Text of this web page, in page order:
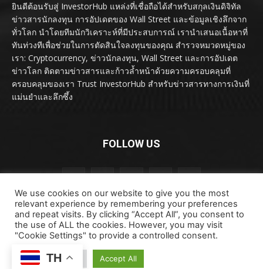
ยินดีต้อนรับสู่ InvestorHub แหล่งที่เชื่อถือได้สำหรับสกุลเงินดิจิทัล
ข่าวสารนักลงทุน การอัปเดตของ Wall Street และข้อมูลเชิงลึกจาก
ทั่วโลก นำโดยทีมนักวิเคราะห์ที่มีประสบการณ์ เรานำเสนอเนื้อหาที่
ทันท่วงทีเพื่อช่วยในการตัดสินใจลงทุนของคุณ สำรวจหมวดหมู่ของ
เรา: Cryptocurrency, ข่าวนักลงทุน, Wall Street และการอัปเดต
ข่าวโลก ติดตามข่าวสารและก้าวล้ำหน้าด้วยความครอบคลุมที่
ครอบคลุมของเรา Trust InvestorHub สำหรับข่าวสารทางการเงินที่
แม่นยำและลึกซึ้ง
FOLLOW US
ลิขสิทธิ์ © ลิขสิทธิ์ 2024 investorhub.click สงวนลิขสิทธิ์
ข้อตกลงและเงื่อนไข ข้อสงวนสิทธิ์
We use cookies on our website to give you the most
relevant experience by remembering your preferences
and repeat visits. By clicking “Accept All”, you consent to
the use of ALL the cookies. However, you may visit
"Cookie Settings" to provide a controlled consent.
Cookie Settings Accept All
TH